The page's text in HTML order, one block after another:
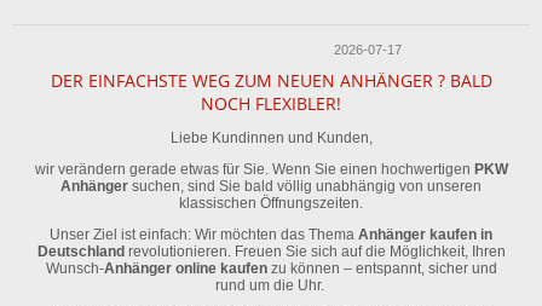
2026-07-17
DER EINFACHSTE WEG ZUM NEUEN ANHÄNGER ? BALD
NOCH FLEXIBLER!
Liebe Kundinnen und Kunden,
wir verändern gerade etwas für Sie. Wenn Sie einen hochwertigen PKW
Anhänger suchen, sind Sie bald völlig unabhängig von unseren
klassischen Öffnungszeiten.
Unser Ziel ist einfach: Wir möchten das Thema Anhänger kaufen in
Deutschlandrevolutionieren. Freuen Sie sich auf die Möglichkeit, Ihren
Wunsch-Anhänger online kaufenzu können – entspannt, sicher und
rund um die Uhr.